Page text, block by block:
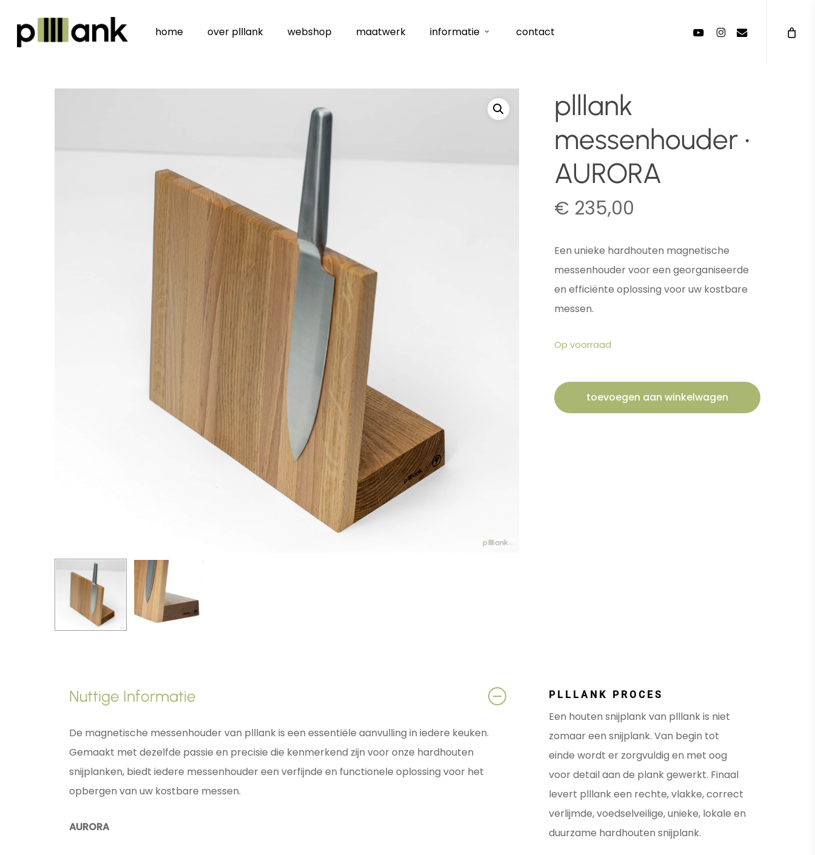
main
home over plllank webshop maatwerk informatie contact youtubeinstagram
email
plllank
messenhouder •
AURORA
€ 235,00
Een unieke hardhouten magnetische
messenhouder voor een georganiseerde
en efficiënte oplossing voor uw kostbare
messen.
Op voorraad
toevoegen aan winkelwagen
Nuttige Informatie
De magnetische messenhouder van plllank is een essentiële aanvulling in iedere keuken.
Gemaakt met dezelfde passie en precisie die kenmerkend zijn voor onze hardhouten
snijplanken, biedt iedere messenhouder een verfijnde en functionele oplossing voor het
opbergen van uw kostbare messen.
AURORA
PLLLANK PROCES
Een houten snijplank van plllank is niet
zomaar een snijplank. Van begin tot
einde wordt er zorgvuldig en met oog
voor detail aan de plank gewerkt. Finaal
levert plllank een rechte, vlakke, correct
verlijmde, voedselveilige, unieke, lokale en
duurzame hardhouten snijplank.